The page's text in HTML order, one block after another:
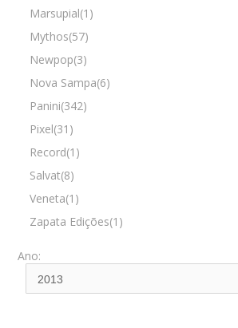
Marsupial(1)
Mythos(57)
Newpop(3)
Nova Sampa(6)
Panini(342)
Pixel(31)
Record(1)
Salvat(8)
Veneta(1)
Zapata Edições(1)
Ano: